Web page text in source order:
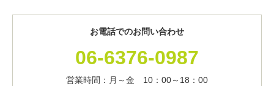
お電話でのお問い合わせ
06-6376-0987
営業時間：月～金 10：00～18：00